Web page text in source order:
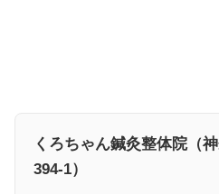
くろちゃん鍼灸整体院（
394-1）